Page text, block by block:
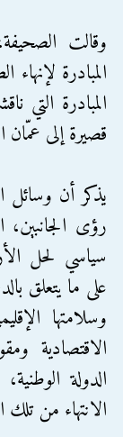
وقالت
المبادرة
المبادرة التي
قصيرة إلى عمّان
يذكر أن وسائل
رؤى
سياسي لحل
على ما يتعلق
وسلامتها
الاقتصادية
الدولة
الانتهاء من تلك